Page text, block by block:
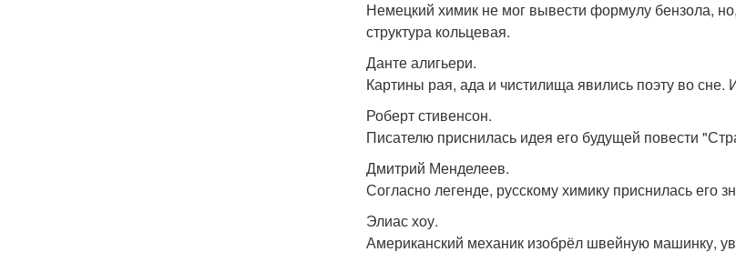
Немецкий химик не мог вывести формулу бензола,
структура кольцевая.
Данте алигьери.
Картины рая, ада и чистилища явились поэту во
Роберт стивенсон.
Писателю приснилась идея его будущей повести
Дмитрий Менделеев.
Согласно легенде, русскому химику приснилась его
Элиас хоу.
Американский механик изобрёл швейную машинку,